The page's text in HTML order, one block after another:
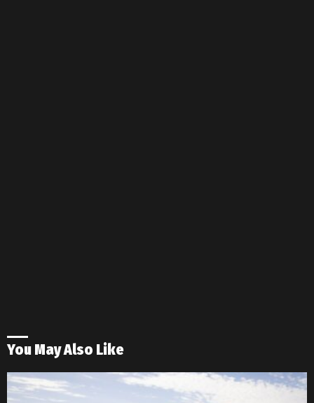
You May Also Like